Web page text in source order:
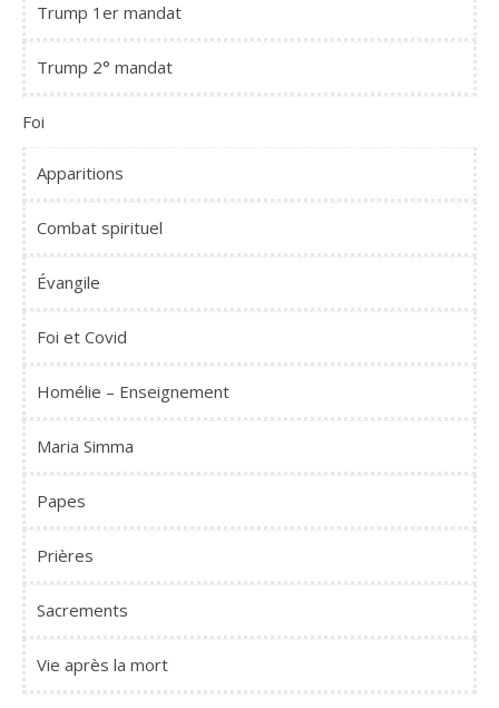
Trump 1er mandat
Trump 2° mandat
Foi
Apparitions
Combat spirituel
Évangile
Foi et Covid
Homélie – Enseignement
Maria Simma
Papes
Prières
Sacrements
Vie après la mort